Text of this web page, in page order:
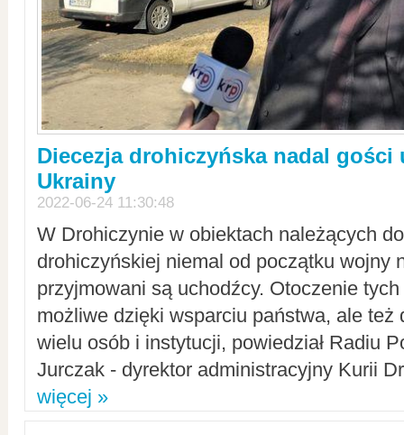
Diecezja drohiczyńska nadal gości
Ukrainy
2022-06-24 11:30:48
W Drohiczynie w obiektach należących
drohiczyńskiej niemal od początku wojny
przyjmowani są uchodźcy. Otoczenie
możliwe dzięki wsparciu państwa, ale też
wielu osób i instytucji, powiedział Radiu
Jurczak - dyrektor administracyjny Kurii
więcej »